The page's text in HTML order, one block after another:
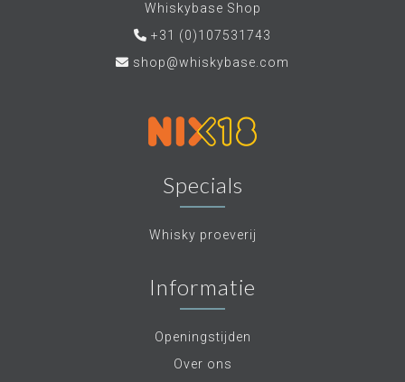
Whiskybase Shop
+31 (0)107531743
shop@whiskybase.com
Specials
Whisky proeverij
Informatie
Openingstijden
Over ons